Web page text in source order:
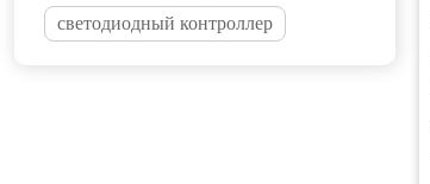
светодиодный контроллер